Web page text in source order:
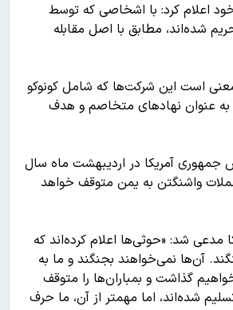
خود اعلام کرد: با اشخاصی که توسط
شده‌اند، مطابق با اصل مقابله
است این شرکت‌ها که شامل کونوکو
به عنوان نهادهای متخاصم و هدف
جمهوری آمریکا در اردیبهشت ماه سال
واشنگتن به یمن متوقف خواهد
مدعی شد: «حوثی‌ها اعلام کرده‌اند که
آن‌ها نمی‌خواهند بجنگند و ما به
گذاشت و بمباران‌ها را متوقف
شده‌اند، اما مهمتر از آن، ما حرف